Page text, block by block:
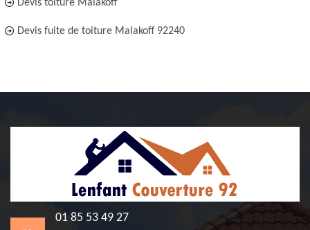
Devis toiture Malakoff
Devis fuite de toiture Malakoff 92240
01 85 53 49 27